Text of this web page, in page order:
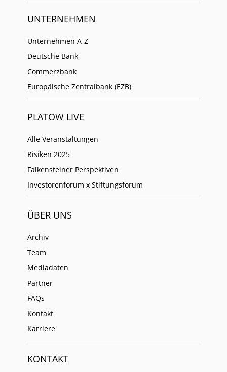
UNTERNEHMEN
Unternehmen A-Z
Deutsche Bank
Commerzbank
Europäische Zentralbank (EZB)
PLATOW LIVE
Alle Veranstaltungen
Risiken 2025
Falkensteiner Perspektiven
Investorenforum x Stiftungsforum
ÜBER UNS
Archiv
Team
Mediadaten
Partner
FAQs
Kontakt
Karriere
KONTAKT